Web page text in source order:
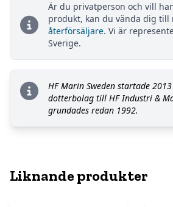
Är du privatperson och vill
produkt, kan du vända dig till
återförsäljare. Vi är
Sverige.
HF Marin Sweden startade
dotterbolag till HF Industri &
grundades redan 1992.
Liknande produkter